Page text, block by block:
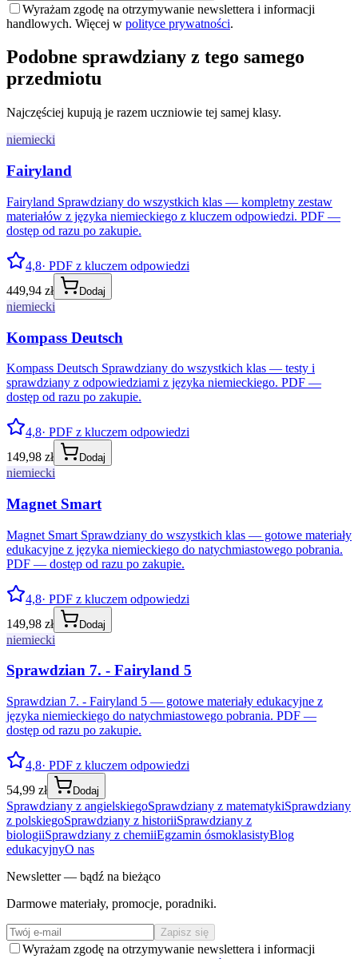
Wyrażam zgodę na otrzymywanie newslettera i informacji
handlowych. Więcej w polityce prywatności.
Podobne sprawdziany z tego samego
przedmiotu
Najczęściej kupują je razem uczniowie tej samej klasy.
niemiecki
Fairyland
Fairyland Sprawdziany do wszystkich klas — kompletny zestaw
materiałów z języka niemieckiego z kluczem odpowiedzi. PDF —
dostęp od razu po zakupie.
4,8· PDF z kluczem odpowiedzi
449,94 zł
Dodaj
niemiecki
Kompass Deutsch
Kompass Deutsch Sprawdziany do wszystkich klas — testy i
sprawdziany z odpowiedziami z języka niemieckiego. PDF —
dostęp od razu po zakupie.
4,8· PDF z kluczem odpowiedzi
149,98 zł
Dodaj
niemiecki
Magnet Smart
Magnet Smart Sprawdziany do wszystkich klas — gotowe materiały
edukacyjne z języka niemieckiego do natychmiastowego pobrania.
PDF — dostęp od razu po zakupie.
4,8· PDF z kluczem odpowiedzi
149,98 zł
Dodaj
niemiecki
Sprawdzian 7. - Fairyland 5
Sprawdzian 7. - Fairyland 5 — gotowe materiały edukacyjne z
języka niemieckiego do natychmiastowego pobrania. PDF —
dostęp od razu po zakupie.
4,8· PDF z kluczem odpowiedzi
54,99 zł
Dodaj
Sprawdziany z angielskiegoSprawdziany z matematykiSprawdziany
z polskiegoSprawdziany z historiiSprawdziany z
biologiiSprawdziany z chemiiEgzamin ósmoklasistyBlog
edukacyjnyO nas
Newsletter — bądź na bieżąco
Darmowe materiały, promocje, poradniki.
Zapisz się
Wyrażam zgodę na otrzymywanie newslettera i informacji